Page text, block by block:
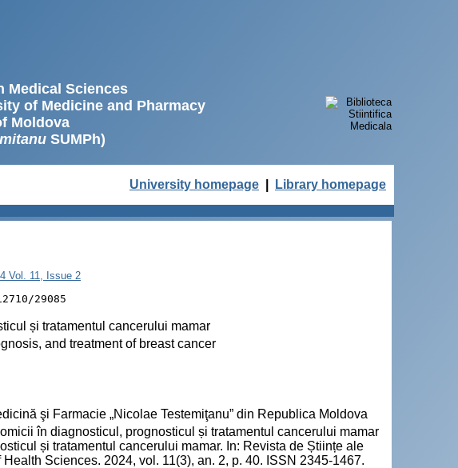
Medical Sciences
of Medicine and Pharmacy
Moldova
SUMPh)
University homepage Library homepage
Vol. 11, Issue 2
29085
și tratamentul cancerului mamar
and treatment of breast cancer
şi Farmacie „Nicolae Testemiţanu” din Republica Moldova
în diagnosticul, prognosticul și tratamentul cancerului mamar
și tratamentul cancerului mamar. In: Revista de Științe ale
Sciences. 2024, vol. 11(3), an. 2, p. 40. ISSN 2345-1467.